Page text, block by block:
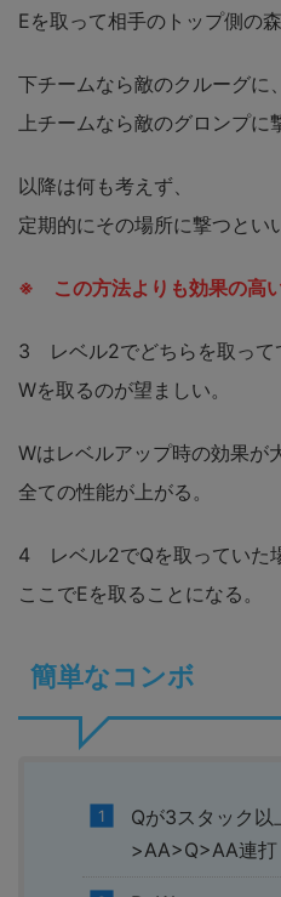
Eを取って相手のトップ側の
下チームなら敵のクルーグに、
上チームなら敵のグロンプに
以降は何も考えず、
定期的にその場所に撃つとい
※ この方法よりも効果の高い
3 レベル2でどちらを取って
Wを取るのが望ましい。
Wはレベルアップ時の効果が
全ての性能が上がる。
4 レベル2でQを取っていた
ここでEを取ることになる。
簡単なコンボ
Qが3スタック以
>AA>Q>AA連打